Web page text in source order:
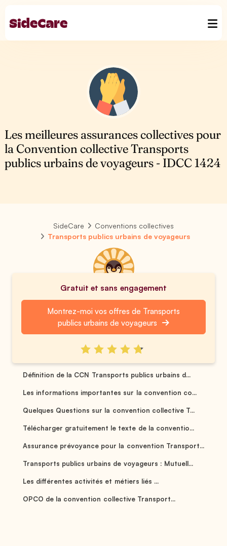
Les meilleures assurances collectives pour
la Convention collective Transports
publics urbains de voyageurs - IDCC 1424
SideCare
Conventions collectives
Transports publics urbains de voyageurs
Gratuit et sans engagement
Montrez-moi vos offres de Transports
publics urbains de voyageurs
Définition de la CCN Transports publics urbains d...
Les informations importantes sur la convention co...
Quelques Questions sur la convention collective T...
Télécharger gratuitement le texte de la conventio...
Assurance prévoyance pour la convention Transport...
Transports publics urbains de voyageurs : Mutuell...
Les différentes activités et métiers liés ...
OPCO de la convention collective Transport...